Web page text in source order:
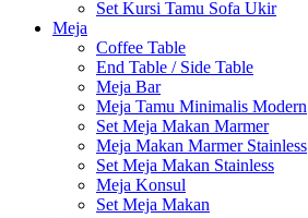
Set Kursi Tamu Sofa Ukir
Meja
Coffee Table
End Table / Side Table
Meja Bar
Meja Tamu Minimalis Modern
Set Meja Makan Marmer
Meja Makan Marmer Stainless
Set Meja Makan Stainless
Meja Konsul
Set Meja Makan